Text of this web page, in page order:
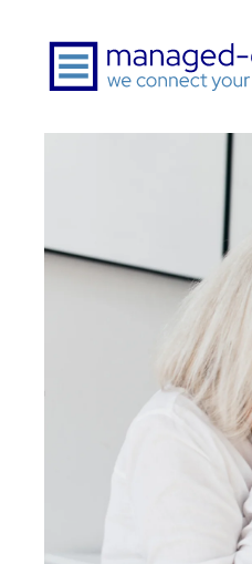
Zum Hauptinhalt springen